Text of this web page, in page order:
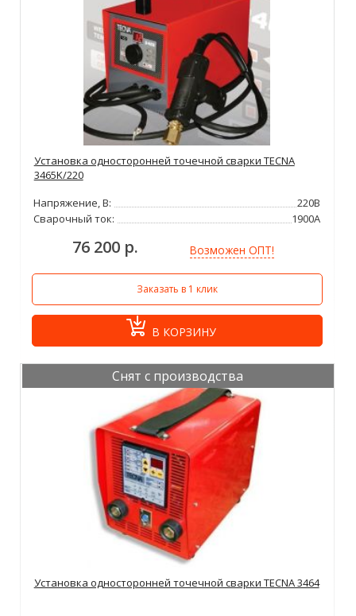
Установка односторонней точечной сварки TECNA
3465K/220
Напряжение, В:
220В
Сварочный ток:
1900А
76 200 р. Возможен ОПТ!
Заказать в 1 клик
В КОРЗИНУ
Снят с производства
Установка односторонней точечной сварки TECNA 3464